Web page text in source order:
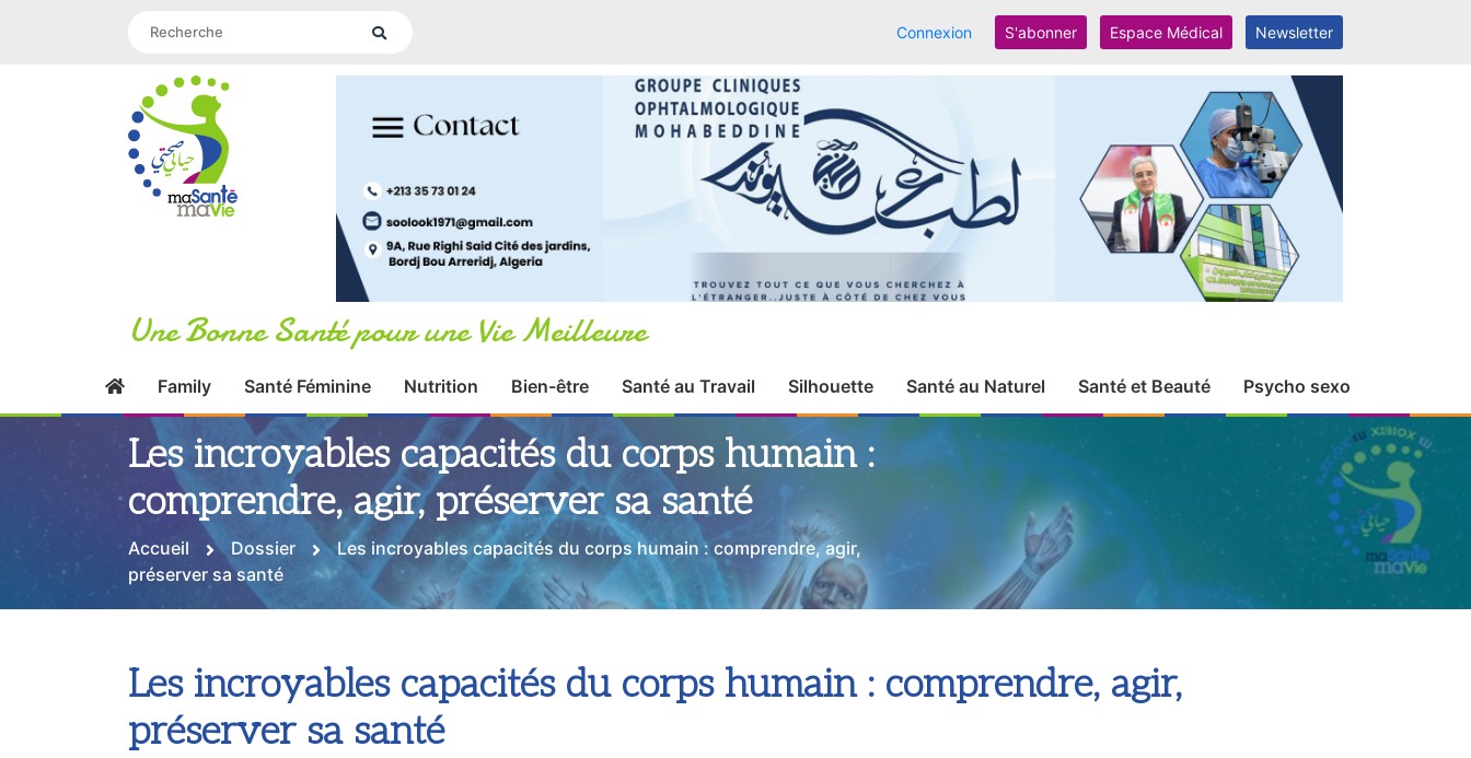
Connexion S'abonner Espace Médical Newsletter
Une Bonne Santé pour une Vie Meilleure
Family Santé Féminine Nutrition Bien-être Santé au Travail Silhouette Santé au Naturel Santé et Beauté Psycho sexo
Les incroyables capacités du corps humain :
comprendre, agir, préserver sa santé
Accueil Dossier
Les incroyables capacités du corps humain : comprendre, agir,
préserver sa santé
Les incroyables capacités du corps humain : comprendre, agir,
préserver sa santé